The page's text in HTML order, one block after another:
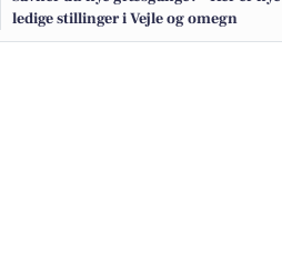
ledige stillinger i Vejle og omegn